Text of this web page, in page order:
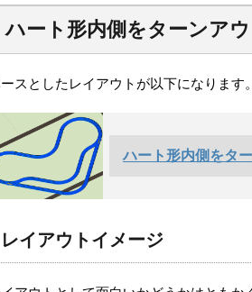
ハート形内側をターンア
スとしたレイアウトが以下になります。
ハート形内側をタ
レイアウトイメージ